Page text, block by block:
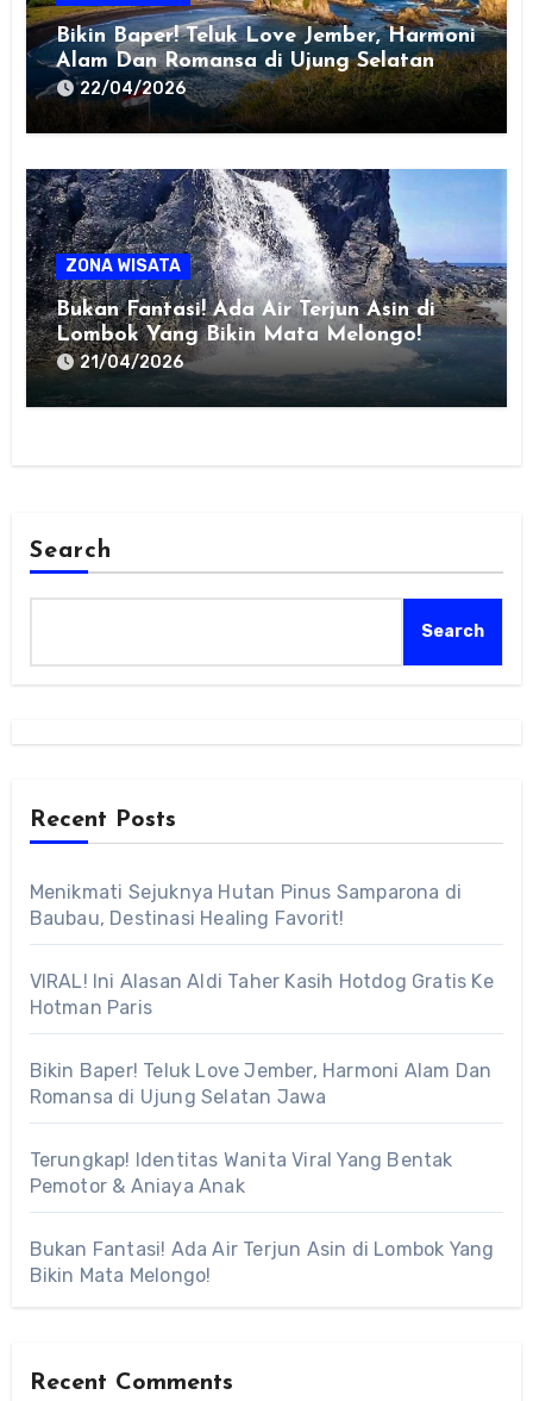
Bikin Baper! Teluk Love Jember, Harmoni
Alam Dan Romansa di Ujung Selatan
Jawa22/04/2026
ZONA WISATA
Bukan Fantasi! Ada Air Terjun Asin di
Lombok Yang Bikin Mata Melongo!
21/04/2026
Search
Search
Recent Posts
Menikmati Sejuknya Hutan Pinus Samparona di
Baubau, Destinasi Healing Favorit!
VIRAL! Ini Alasan Aldi Taher Kasih Hotdog Gratis Ke
Hotman Paris
Bikin Baper! Teluk Love Jember, Harmoni Alam Dan
Romansa di Ujung Selatan Jawa
Terungkap! Identitas Wanita Viral Yang Bentak
Pemotor & Aniaya Anak
Bukan Fantasi! Ada Air Terjun Asin di Lombok Yang
Bikin Mata Melongo!
Recent Comments